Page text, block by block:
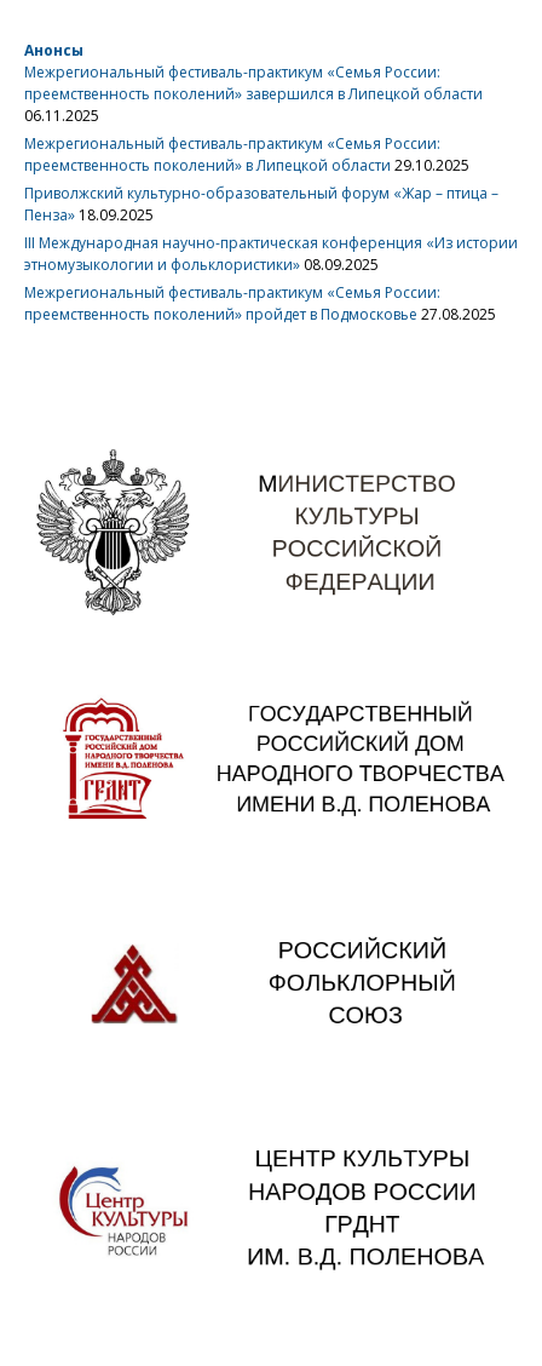
Анонсы
Межрегиональный фестиваль-практикум «Семья России:
преемственность поколений» завершился в Липецкой области
06.11.2025
Межрегиональный фестиваль-практикум «Семья России:
преемственность поколений» в Липецкой области 29.10.2025
Приволжский культурно-образовательный форум «Жар – птица –
Пенза» 18.09.2025
III Международная научно-практическая конференция «Из истории
этномузыкологии и фольклористики» 08.09.2025
Межрегиональный фестиваль-практикум «Семья России:
преемственность поколений» пройдет в Подмосковье 27.08.2025